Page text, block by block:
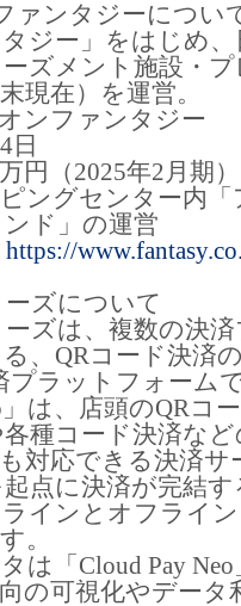
ァンタジーについ
タジー」をはじめ
ズメント施設・
現在）を運営。
ンファンタジー
日
円（2025年2月期）
ングセンター内
ド」の運営
https://
ーズについて
ーズは、複数の決
、QRコード決済
プラットフォーム
」は、店頭のQRコ
種コード決済な
対応できる決済サ
点に決済が完結
インとオフライ
。
は「Cloud Pay
の可視化やデータ